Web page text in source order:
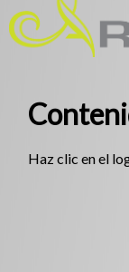
Haz clic en el